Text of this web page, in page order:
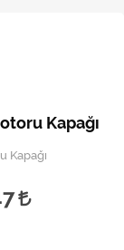
Kapağı
Kapağı